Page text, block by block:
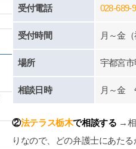
効かつ便利です。チャット
玉県民であれば、アデ○ー
全にいいです。支払った金
今回の結果は私にとって完
です。ただ、証拠、何を争
ります。弁護士に丸投げは
す。26年４月からの法改正
かったです。子供の為にハ
いと断念せず、精神、不貞
事の為に泣き寝入り、子供
受付電話 028-689-
受付時間 月～金
場所 宇都宮
相談日時 月～金
②法テラス栃木で相談する →相
りなので、どの弁護士にあたる